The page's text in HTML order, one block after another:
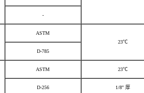
-
ASTM
23℃
D-785
ASTM
23℃
D-256 1/8'' 厚